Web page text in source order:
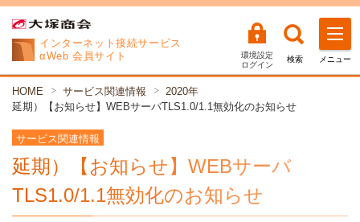
インターネット接続サービス
αWeb 会員サイト
環境設定
ログイン
検索 メニュー
HOME サービス関連情報
2020年
延期）【お知らせ】WEBサーバTLS1.0/1.1無効化のお知らせ
サービス関連情報
延期）【お知らせ】WEBサーバ
TLS1.0/1.1無効化のお知らせ